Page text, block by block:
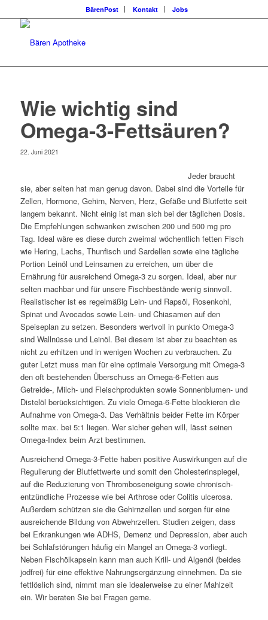
BärenPost Kontakt Jobs
Wie wichtig sind
Omega-3-Fettsäuren?
22. Juni 2021
Jeder braucht
sie, aber selten hat man genug davon. Dabei sind die Vorteile für
Zellen, Hormone, Gehirn, Nerven, Herz, Gefäße und Blutfette seit
langem bekannt. Nicht einig ist man sich bei der täglichen Dosis.
Die Empfehlungen schwanken zwischen 200 und 500 mg pro
Tag. Ideal wäre es diese durch zweimal wöchentlich fetten Fisch
wie Hering, Lachs, Thunfisch und Sardellen sowie eine tägliche
Portion Leinöl und Leinsamen zu erreichen, um über die
Ernährung für ausreichend Omega-3 zu sorgen. Ideal, aber nur
selten machbar und für unsere Fischbestände wenig sinnvoll.
Realistischer ist es regelmäßig Lein- und Rapsöl, Rosenkohl,
Spinat und Avocados sowie Lein- und Chiasamen auf den
Speiseplan zu setzen. Besonders wertvoll in punkto Omega-3
sind Wallnüsse und Leinöl. Bei diesem ist aber zu beachten es
nicht zu erhitzen und in wenigen Wochen zu verbrauchen. Zu
guter Letzt muss man für eine optimale Versorgung mit Omega-3
den oft bestehenden Überschuss an Omega-6-Fetten aus
Getreide-, Milch- und Fleischprodukten sowie Sonnenblumen- und
Distelöl berücksichtigen. Zu viele Omega-6-Fette blockieren die
Aufnahme von Omega-3. Das Verhältnis beider Fette im Körper
sollte max. bei 5:1 liegen. Wer sicher gehen will, lässt seinen
Omega-Index beim Arzt bestimmen.
Ausreichend Omega-3-Fette haben positive Auswirkungen auf die
Regulierung der Blutfettwerte und somit den Cholesterinspiegel,
auf die Reduzierung von Thromboseneigung sowie chronisch-
entzündliche Prozesse wie bei Arthrose oder Colitis ulcerosa.
Außerdem schützen sie die Gehirnzellen und sorgen für eine
ausreichende Bildung von Abwehrzellen. Studien zeigen, dass
bei Erkrankungen wie ADHS, Demenz und Depression, aber auch
bei Schlafstörungen häufig ein Mangel an Omega-3 vorliegt.
Neben Fischölkapseln kann man auch Krill- und Algenöl (beides
jodfrei) für eine effektive Nahrungsergänzung einnehmen. Da sie
fettlöslich sind, nimmt man sie idealerweise zu einer Mahlzeit
ein. Wir beraten Sie bei Fragen gerne.